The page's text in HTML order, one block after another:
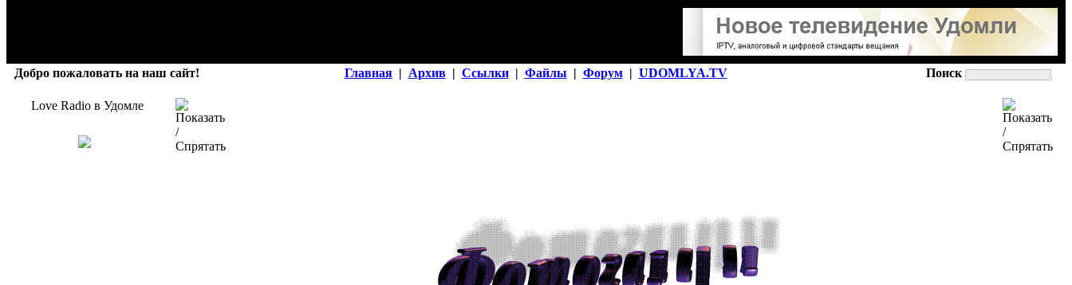
Добро пожаловать на наш сайт! Главная | Архив | Ссылки | Файлы | Форум | UDOMLYA.TV Поиск
Love Radio в Удомле